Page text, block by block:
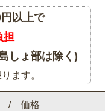
/ 価格
以上で
担
しょ部は除く)
ます。